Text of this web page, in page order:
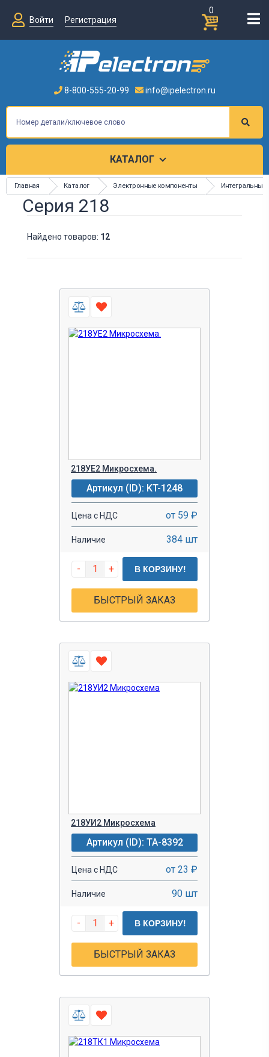
0
Войти
Регистрация
8-800-555-20-99 info@ipelectron.ru
КАТАЛОГ
Главная Каталог Электронные компоненты Интегральные
Серия 218
Найдено товаров: 12
218УЕ2 Микросхема.
Артикул (ID): KT-1248
Цена с НДС от 59 ₽
Наличие 384 шт
- + В КОРЗИНУ!
БЫСТРЫЙ ЗАКАЗ
218УИ2 Микросхема
Артикул (ID): TA-8392
Цена с НДС от 23 ₽
Наличие 90 шт
- + В КОРЗИНУ!
БЫСТРЫЙ ЗАКАЗ